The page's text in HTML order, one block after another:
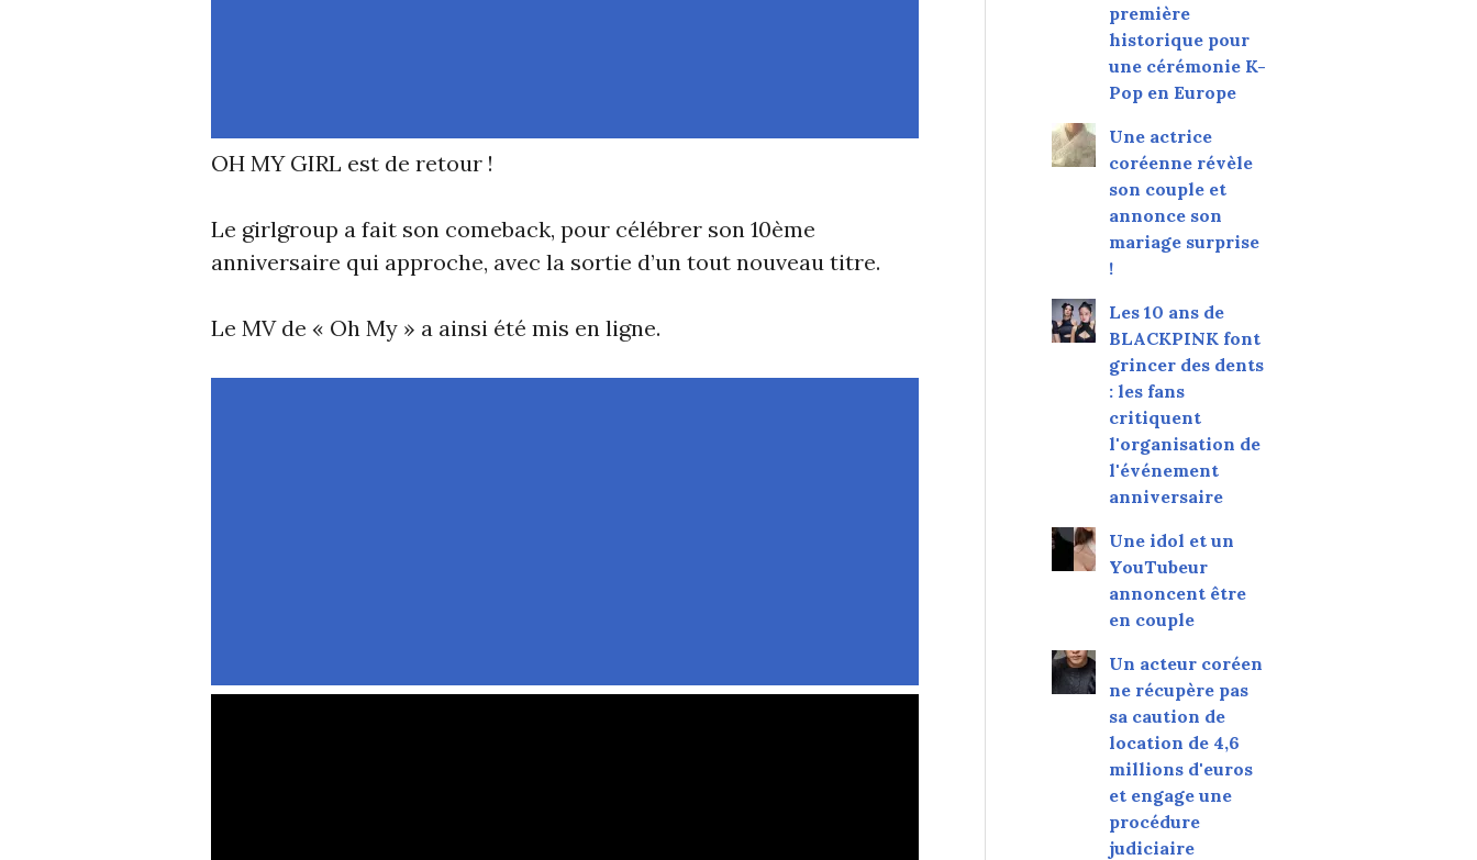
OH MY GIRL est de retour !
Le girlgroup a fait son comeback, pour célébrer son 10ème
anniversaire qui approche, avec la sortie d’un tout nouveau titre.
Le MV de « Oh My » a ainsi été mis en ligne.
première
historique pour
une cérémonie K-
Pop en Europe
Une actrice
coréenne révèle
son couple et
annonce son
mariage surprise
!
Les 10 ans de
BLACKPINK font
grincer des dents
: les fans
critiquent
l'organisation de
l'événement
anniversaire
Une idol et un
YouTubeur
annoncent être
en couple
Un acteur coréen
ne récupère pas
sa caution de
location de 4,6
millions d'euros
et engage une
procédure
judiciaire